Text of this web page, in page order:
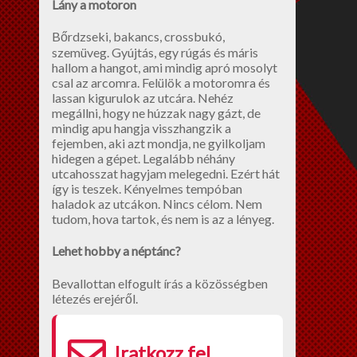
Lány a motoron
Bőrdzseki, bakancs, crossbukó,
szemüveg. Gyújtás, egy rúgás és máris
hallom a hangot, ami mindig apró mosolyt
csal az arcomra. Felülök a motoromra és
lassan kigurulok az utcára. Nehéz
megállni, hogy ne húzzak nagy gázt, de
mindig apu hangja visszhangzik a
fejemben, aki azt mondja, ne gyilkoljam
hidegen a gépet. Legalább néhány
utcahosszat hagyjam melegedni. Ezért hát
így is teszek. Kényelmes tempóban
haladok az utcákon. Nincs célom. Nem
tudom, hova tartok, és nem is az a lényeg.
Lehet hobby a néptánc?
Bevallottan elfogult írás a közösségben
létezés erejéről.
Iratkozz fel